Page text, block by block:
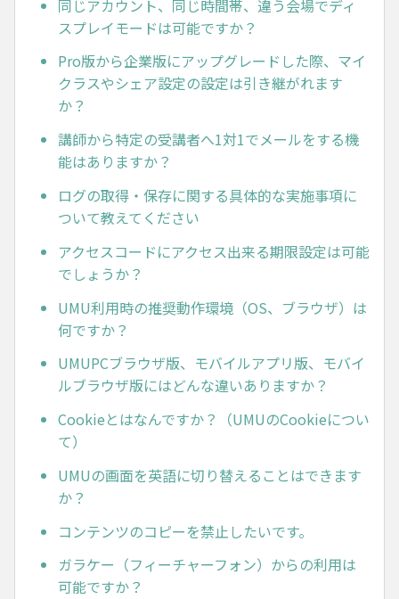
同じアカウント、同じ時間帯、違う会場でディ
スプレイモードは可能ですか？
Pro版から企業版にアップグレードした際、マイ
クラスやシェア設定の設定は引き継がれます
か？
講師から特定の受講者へ1対1でメールをする機
能はありますか？
ログの取得・保存に関する具体的な実施事項に
ついて教えてください
アクセスコードにアクセス出来る期限設定は可能
でしょうか？
UMU利用時の推奨動作環境（OS、ブラウザ）は
何ですか？
UMUPCブラウザ版、モバイルアプリ版、モバイ
ルブラウザ版にはどんな違いありますか？
Cookieとはなんですか？（UMUのCookieについ
て）
UMUの画面を英語に切り替えることはできます
か？
コンテンツのコピーを禁止したいです。
ガラケー（フィーチャーフォン）からの利用は
可能ですか？